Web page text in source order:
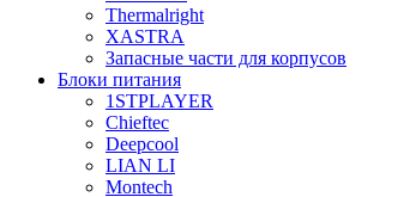
Thermalright
XASTRA
Запасные части для корпусов
Блоки питания
1STPLAYER
Chieftec
Deepcool
LIAN LI
Montech